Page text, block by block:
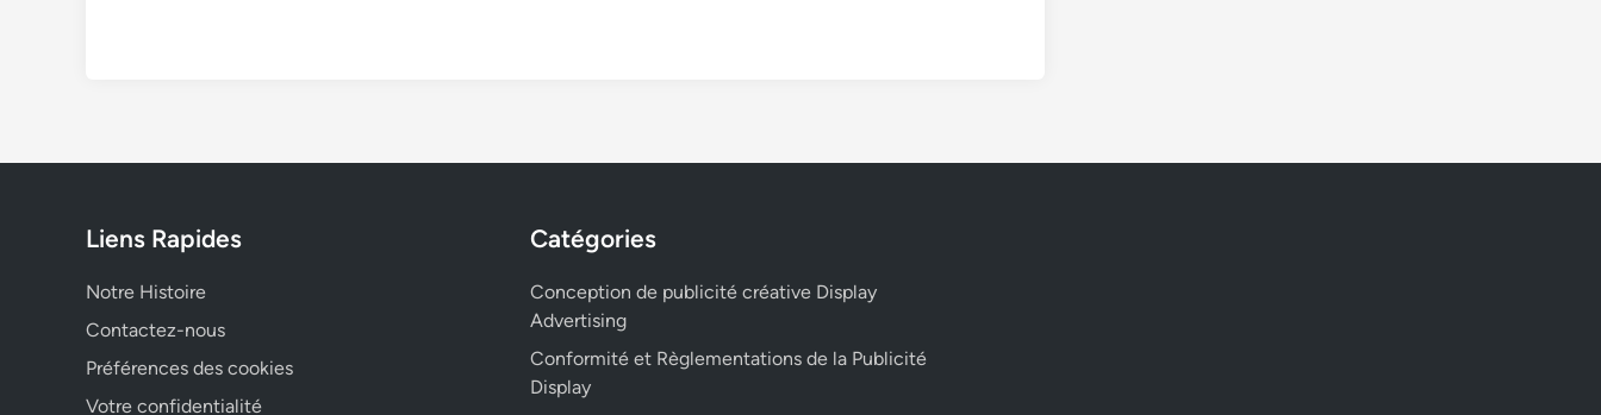
Liens Rapides
Notre Histoire
Contactez-nous
Préférences des cookies
Votre confidentialité
Catégories
Conception de publicité créative Display
Advertising
Conformité et Règlementations de la Publicité
Display